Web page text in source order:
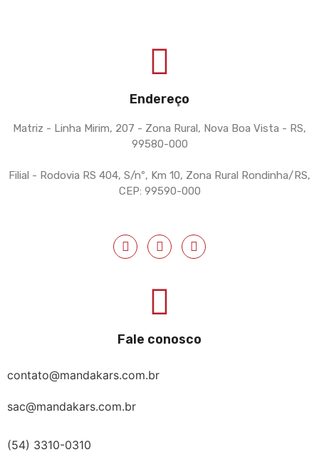
Endereço
Matriz - Linha Mirim, 207 - Zona Rural, Nova Boa Vista - RS,
99580-000
Filial - Rodovia RS 404, S/nº, Km 10, Zona Rural Rondinha/RS,
CEP: 99590-000
Fale conosco
contato@mandakars.com.br
sac@mandakars.com.br
(54) 3310-0310